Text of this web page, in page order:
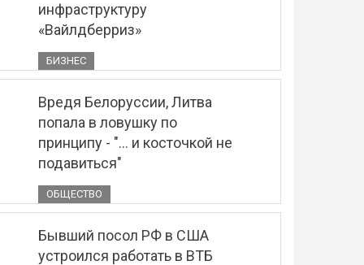
инфраструктуру
«Вайлдберриз»
БИЗНЕС
Вредя Белоруссии, Литва
попала в ловушку по
принципу - "... и косточкой не
подавиться"
ОБЩЕСТВО
Бывший посол РФ в США
устроился работать в ВТБ